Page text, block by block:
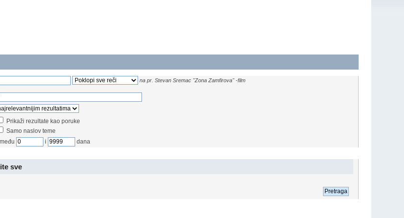
na pr. Stevan Sremac "Zona Zamfirova" -film
Prikaži rezultate kao poruke
Samo naslov teme
i dana
sve